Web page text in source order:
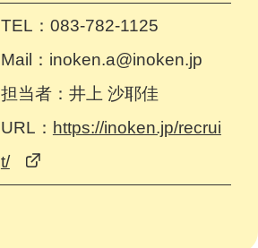
TEL：083-782-1125
Mail：inoken.a@inoken.jp
担当者：井上 沙耶佳
URL： https://inoken.jp/recrui
t/